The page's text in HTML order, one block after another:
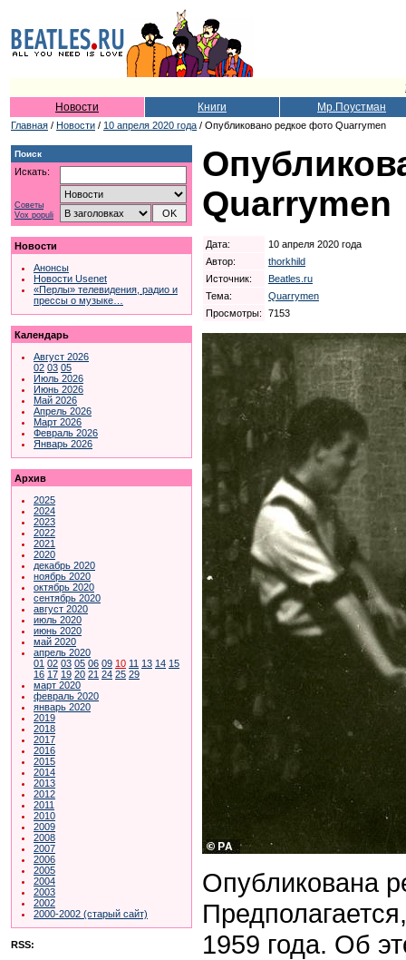
Новости Книги Мр.Поустман
Главная / Новости / 10 апреля 2020 года / Опубликовано редкое фото Quarrymen
Поиск
Искать:
Советы
Vox populi
Новости
Анонсы
Новости Usenet
«Перлы» телевидения, радио и
прессы о музыке…
Календарь
Август 2026
02 03 05
Июль 2026
Июнь 2026
Май 2026
Апрель 2026
Март 2026
Февраль 2026
Январь 2026
Архив
2025
2024
2023
2022
2021
2020
декабрь 2020
ноябрь 2020
октябрь 2020
сентябрь 2020
август 2020
июль 2020
июнь 2020
май 2020
апрель 2020
01 02 03 05 06 09 10 11 13 14 15
16 17 19 20 21 24 25 29
март 2020
февраль 2020
январь 2020
2019
2018
2017
2016
2015
2014
2013
2012
2011
2010
2009
2008
2007
2006
2005
2004
2003
2002
2000-2002 (старый сайт)
RSS:
Quarrymen
Дата:
10 апреля 2020 года
Автор:
thorkhild
Источник:
Beatles.ru
Тема:
Quarrymen
Просмотры:
7153
Опубликована
1959 года. Об